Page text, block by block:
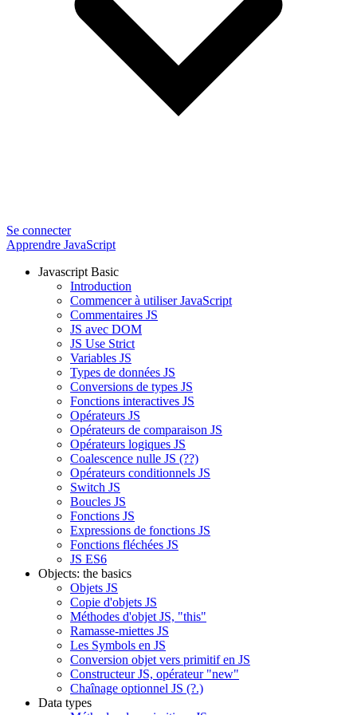
Se connecter
Apprendre JavaScript
Javascript Basic
Introduction
Commencer à utiliser JavaScript
Commentaires JS
JS avec DOM
JS Use Strict
Variables JS
Types de données JS
Conversions de types JS
Fonctions interactives JS
Opérateurs JS
Opérateurs de comparaison JS
Opérateurs logiques JS
Coalescence nulle JS (??)
Opérateurs conditionnels JS
Switch JS
Boucles JS
Fonctions JS
Expressions de fonctions JS
Fonctions fléchées JS
JS ES6
Objects: the basics
Objets JS
Copie d'objets JS
Méthodes d'objet JS, "this"
Ramasse-miettes JS
Les Symbols en JS
Conversion objet vers primitif en JS
Constructeur JS, opérateur "new"
Chaînage optionnel JS (?.)
Data types